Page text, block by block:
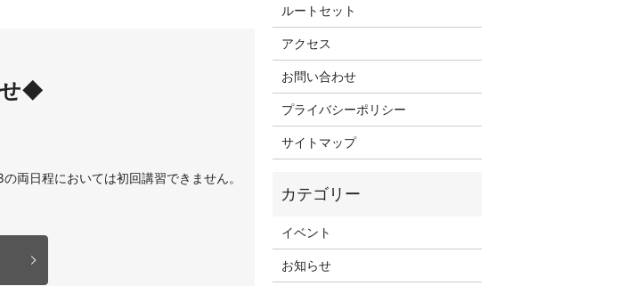
せ◆
両日程においては初回講習できません。
ルートセット
アクセス
お問い合わせ
プライバシーポリシー
サイトマップ
イベント
お知らせ